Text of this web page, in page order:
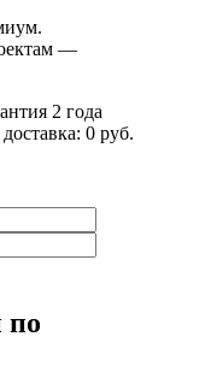
—
2 года
0 руб.
по